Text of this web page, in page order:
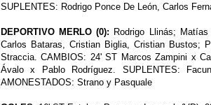
SUPLENTES: Rodrigo Ponce De León, Carlos
DEPORTIVO MERLO (0): Rodrigo Llinás;
Carlos Bataras, Cristian Biglia, Cristian Bustos;
Straccia. CAMBIOS: 24' ST Marcos Zampini x
Ávalo x Pablo Rodríguez. SUPLENTES:
AMONESTADOS: Strano y Pasquale